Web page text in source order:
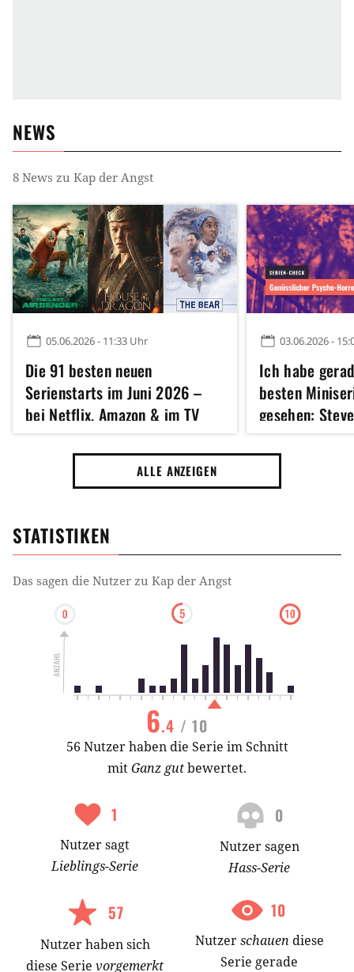
NEWS
8 News zu Kap der Angst
05.06.2026 - 11:33 Uhr
Die 91 besten neuen
Serienstarts im Juni 2026 –
bei Netflix, Amazon & im TV
03.06.2026 -
Ich habe
besten
gesehen:
Martin
Jahre altes
Meisterwerk
ALLE ANZEIGEN
STATISTIKEN
Das sagen die Nutzer zu Kap der Angst
6.4 / 10
56 Nutzer haben die Serie im Schnitt
mitGanz gutbewertet.
1
Nutzersagt
Lieblings-Serie
0
Nutzersagen
Hass-Serie
57
Nutzerhabensich
diese Serie vorgemerkt
10
Nutzerschauen diese
Serie gerade